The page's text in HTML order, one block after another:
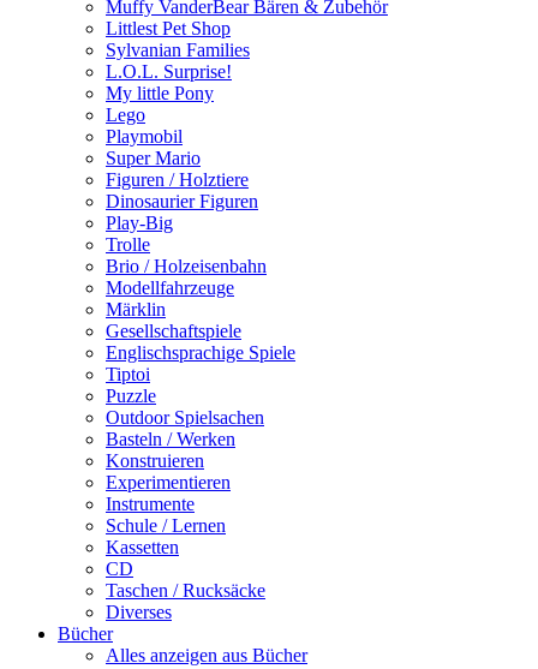
Muffy VanderBear Bären & Zubehör
Littlest Pet Shop
Sylvanian Families
L.O.L. Surprise!
My little Pony
Lego
Playmobil
Super Mario
Figuren / Holztiere
Dinosaurier Figuren
Play-Big
Trolle
Brio / Holzeisenbahn
Modellfahrzeuge
Märklin
Gesellschaftspiele
Englischsprachige Spiele
Tiptoi
Puzzle
Outdoor Spielsachen
Basteln / Werken
Konstruieren
Experimentieren
Instrumente
Schule / Lernen
Kassetten
CD
Taschen / Rucksäcke
Diverses
Bücher
Alles anzeigen aus Bücher